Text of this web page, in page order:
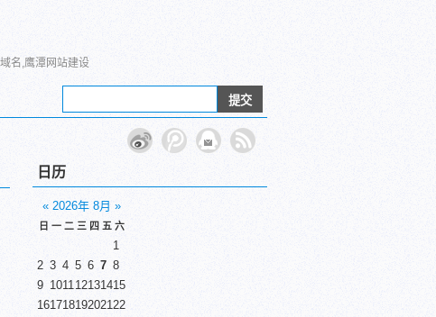
名,鹰潭网站建设
日历
« 2026年 8月 »
日 一 二 三 四 五 六
1
2 3 4 5 6 7 8
9 101112131415
16171819202122